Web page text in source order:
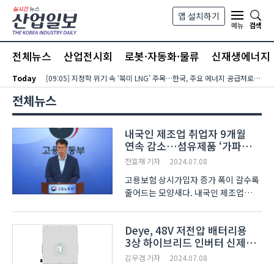
본문 바로가기
앱 설치하기
메뉴
검색
전체뉴스 산업전시회 로봇·자동화·물류 신재생에너지
Today [09:05] 지정학 위기 속 ‘북미 LNG’ 주목…한국, 주요 에너지 공급처로 확보해야
전체뉴스
내국인 제조업 취업자 9개월
연속 감소…섬유제품 ‘가파른
내리막’
전효재 기자 2024.07.08
고용보험 상시가입자 증가 폭이 갈수록
줄어드는 모양새다. 내국인 제조업
두드러졌다. 고용노동부(이하 고용부)
가 8일 발표한 ‘6월 고용행정 통계로 본
노동시장동향’에..
Deye, 48V 저전압 배터리용
3상 하이브리드 인버터 신제품
출시
김우겸 기자 2024.07.08